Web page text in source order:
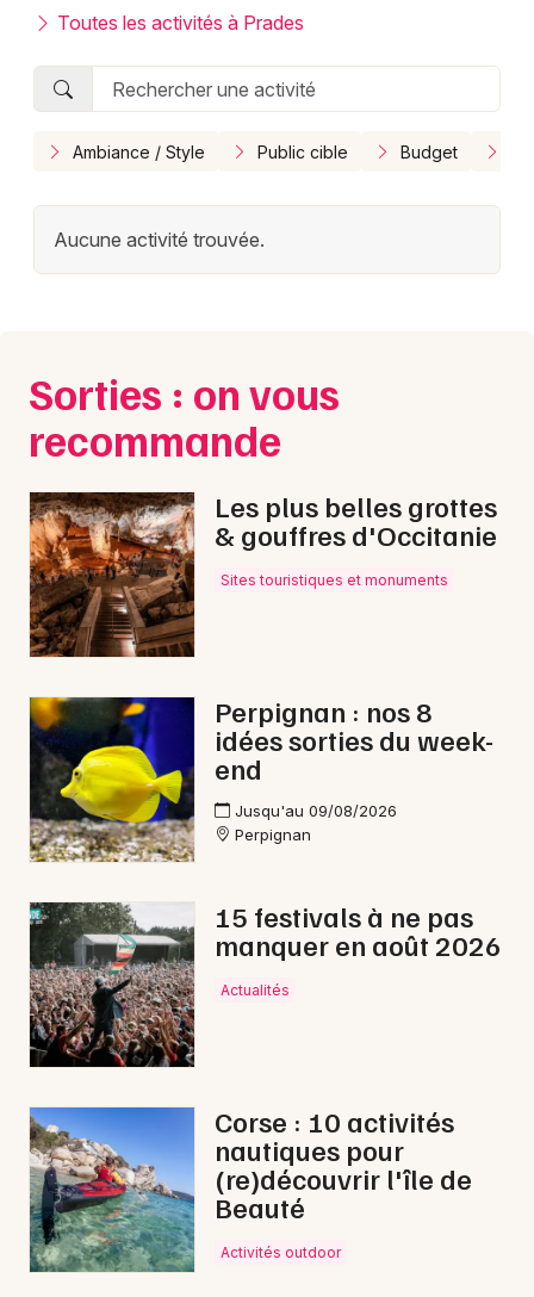
Toutes les activités à Prades
Ambiance / Style Public cible Budget
Aucune activité trouvée.
Sorties : on vous
recommande
Les plus belles grottes
& gouffres d'Occitanie
Sites touristiques et monuments
Perpignan : nos 8
idées sorties du week-
end
Jusqu'au 09/08/2026
Perpignan
15 festivals à ne pas
manquer en août 2026
Actualités
Corse : 10 activités
nautiques pour
(re)découvrir l'île de
Beauté
Activités outdoor